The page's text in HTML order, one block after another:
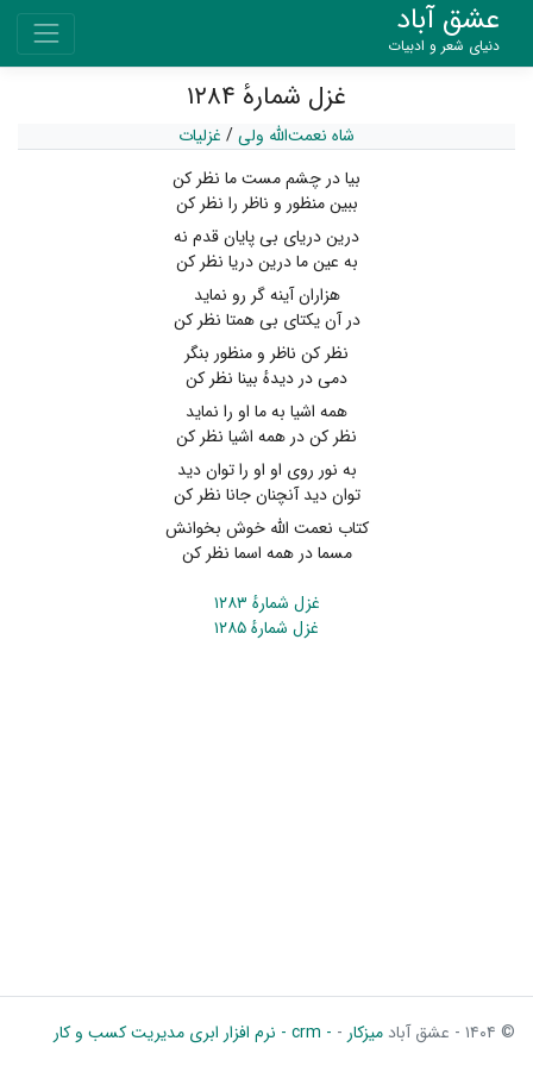
عشق آباد
دنیای شعر و ادبیات
غزل شمارهٔ ۱۲۸۴
شاه نعمت‌الله ولی/ غزلیات
بیا در چشم مست ما نظر کن
ببین منظور و ناظر را نظر کن
درین دریای بی پایان قدم نه
به عین ما درین دریا نظر کن
هزاران آینه گر رو نماید
در آن یکتای بی همتا نظر کن
نظر کن ناظر و منظور بنگر
دمی در دیدهٔ بینا نظر کن
همه اشیا به ما او را نماید
نظر کن در همه اشیا نظر کن
به نور روی او او را توان دید
توان دید آنچنان جانا نظر کن
کتاب نعمت الله خوش بخوانش
مسما در همه اسما نظر کن
غزل شمارهٔ ۱۲۸۳
غزل شمارهٔ ۱۲۸۵
© ۱۴۰۴ - عشق آباد میزکار - - crm - نرم افزار ابری مدیریت کسب و کار